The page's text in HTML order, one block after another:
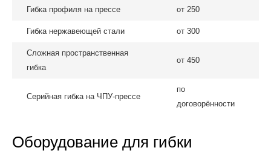
Гибка профиля на прессе от 250
Гибка нержавеющей стали от 300
Сложная пространственная
гибка
от 450
Серийная гибка на ЧПУ-прессе
по
договорённости
Оборудование для гибки